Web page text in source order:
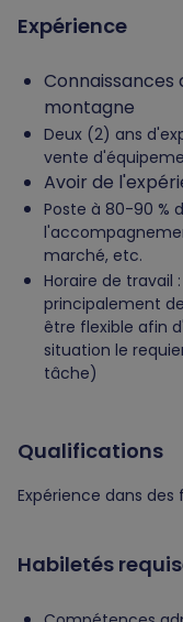
Expérience
Connaissances
montagne
Deux (2) ans
vente
Avoir de
Poste à 80-90 %
marché, etc.
Horaire de travail
principalement
être flexible afin
situation le
tâche)
Qualifications
Expérience dans
Habiletés